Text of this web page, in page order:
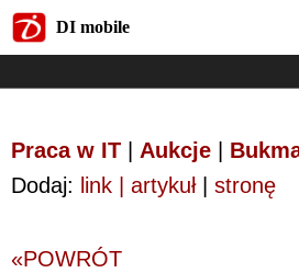
DI mobile
Praca w IT Aukcje
Dodaj: link | artykuł| stronę
«POWRÓT
DI mobile